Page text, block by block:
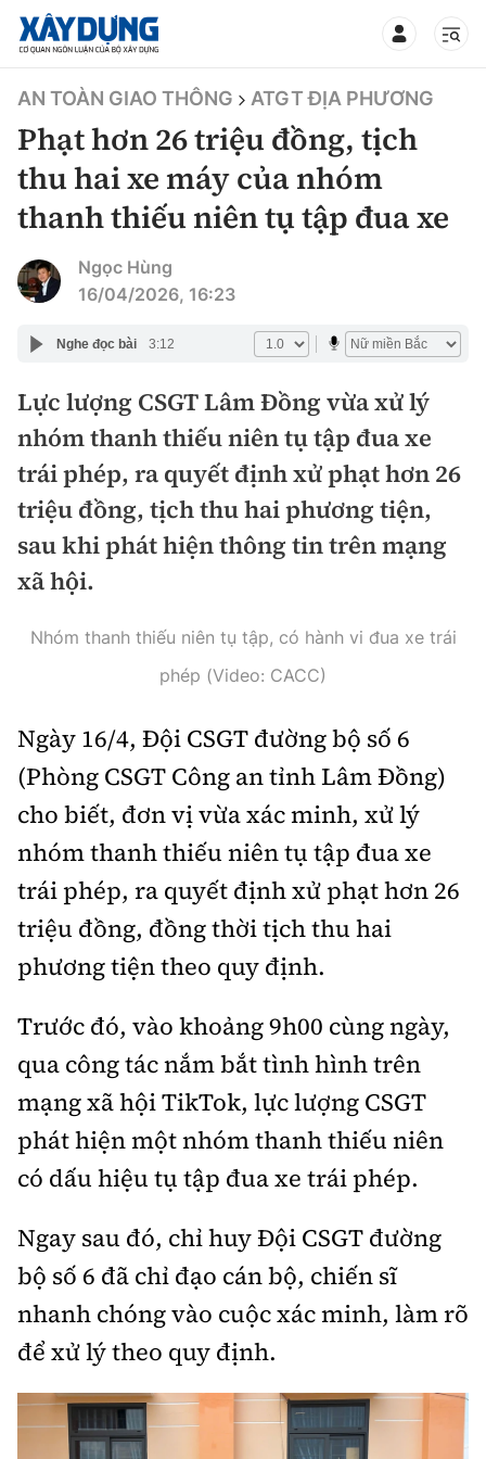
TIN BỘ XÂY DỰNG
CHUYÊN MỤC
Mới nhất
Thời sự
Chính trị
Xã hội
Chuyện dọc đường
Cải chính
Xây dựng
Chỉ đạo điều hành
Quy hoạch kiến trúc
Vật liệu xây dựng
Giao thông
Quản lý
Đường bộ
Hàng không
Đăng kiểm
Đường sắt tốc độ cao
Đường thủy
Hàng hải
Đường sắt đô thị
Nhà thầu
Mời thầu - Đấu thầu
Thi viết về GTVT
Kinh tế
Thị trường
Tài chính
Bảo hiểm
Doanh nghiệp
Pháp luật
Thanh tra
Điều tra
Pháp đình
Hỏi - Đáp
An toàn giao thông
ATGT địa phương
Văn hóa giao thông
Lái xe an toàn
Chung tay vì ATGT
Gương sáng giao thông
Chất lượng sống
Giáo dục
Đời sống
Lao động - Công đoàn
Văn hóa - Giải Trí
Văn hóa
Showbiz
Điện ảnh
Thể thao
Bóng đá
Bình luận
Hậu trường sao
360 độ thể thao
Công nghệ
Công nghệ mới
Sản phẩm mới
Tư vấn
Thế giới
Thời sự Quốc tế
Hồ sơ tài liệu
Thế giới giao thông
Thế giới xây dựng
Du lịch
Khám phá
Ẩm thực
Video
Thời sự
Camera giao thông
Câu chuyện giao thông
Cơ quan chủ quản: Bộ Xây dựng
Giấy phép số: 03/GP-BVHTTDL, cấp ngày 1/4/2025.
Tòa soạn: Số 2 Nguyễn Công Hoan, phường Giảng Võ,
Hà Nội.
AN TOÀN GIAO THÔNG ATGT ĐỊA PHƯƠNG
Phạt hơn 26 triệu đồng, tịch
thu hai xe máy của nhóm
thanh thiếu niên tụ tập đua xe
Ngọc Hùng
16/04/2026, 16:23
Nghe đọc bài 3:12
Lực lượng CSGT Lâm Đồng vừa xử lý
nhóm thanh thiếu niên tụ tập đua xe
trái phép, ra quyết định xử phạt hơn 26
triệu đồng, tịch thu hai phương tiện,
sau khi phát hiện thông tin trên mạng
xã hội.
Nhóm thanh thiếu niên tụ tập, có hành vi đua xe trái
phép (Video: CACC)
Ngày 16/4, Đội CSGT đường bộ số 6
(Phòng CSGT Công an tỉnh Lâm Đồng)
cho biết, đơn vị vừa xác minh, xử lý
nhóm thanh thiếu niên tụ tập đua xe
trái phép, ra quyết định xử phạt hơn 26
triệu đồng, đồng thời tịch thu hai
phương tiện theo quy định.
Trước đó, vào khoảng 9h00 cùng ngày,
qua công tác nắm bắt tình hình trên
mạng xã hội TikTok, lực lượng CSGT
phát hiện một nhóm thanh thiếu niên
có dấu hiệu tụ tập đua xe trái phép.
Ngay sau đó, chỉ huy Đội CSGT đường
bộ số 6 đã chỉ đạo cán bộ, chiến sĩ
nhanh chóng vào cuộc xác minh, làm rõ
để xử lý theo quy định.